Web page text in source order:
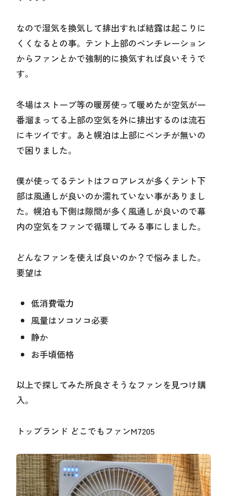
なので湿気を換気して排出すれば結露は起こりに
くくなるとの事。テント上部のベンチレーション
からファンとかで強制的に換気すれば良いそうで
す。
冬場はストーブ等の暖房使って暖めたが空気が一
番溜まってる上部の空気を外に排出するのは流石
にキツイです。あと幌泊は上部にベンチが無いの
で困りました。
僕が使ってるテントはフロアレスが多くテント下
部は風通しが良いのか濡れていない事がありまし
た。幌泊も下側は隙間が多く風通しが良いので幕
内の空気をファンで循環してみる事にしました。
どんなファンを使えば良いのか？で悩みました。
要望は
低消費電力
風量はソコソコ必要
静か
お手頃価格
以上で探してみた所良さそうなファンを見つけ購
入。
トップランド どこでもファンM7205